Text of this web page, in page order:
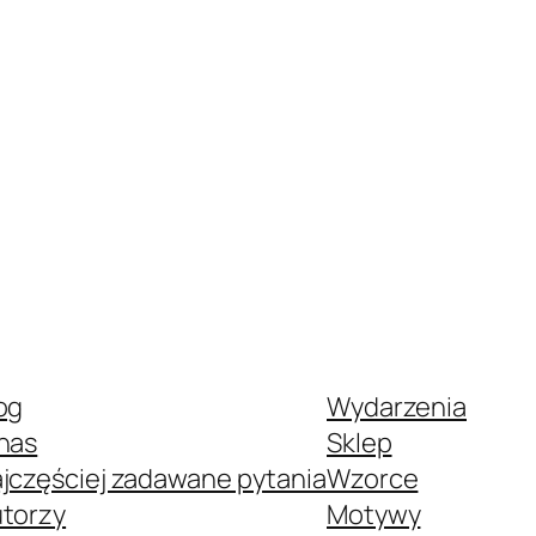
zadawane pytania
Wydarzenia
Sklep
Wzorce
Motywy